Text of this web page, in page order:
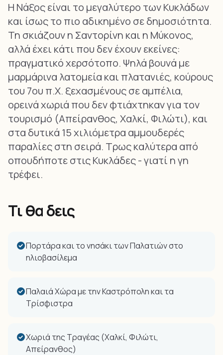
Η Νάξος είναι το μεγαλύτερο των Κυκλάδων
και ίσως το πιο αδικημένο σε δημοσιότητα.
Τη σκιάζουν η Σαντορίνη και η Μύκονος,
αλλά έχει κάτι που δεν έχουν εκείνες:
πραγματικό χερσότοπο. Ψηλά βουνά με
μαρμάρινα λατομεία και πλατανιές, κούρους
του 7ου π.Χ. ξεχασμένους σε αμπέλια,
ορεινά χωριά που δεν φτιάχτηκαν για τον
τουρισμό (Απείρανθος, Χαλκί, Φιλώτι), και
στα δυτικά 15 χιλιόμετρα αμμουδερές
παραλίες στη σειρά. Τρως καλύτερα από
οπουδήποτε στις Κυκλάδες - γιατί η γη
τρέφει.
Τι θα δεις
Πορτάρα και το νησάκι των Παλατιών στο
ηλιοβασίλεμα
Παλαιά Χώρα με την Καστρόπολη και τα
Τρίσφιστρα
Χωριά της Τραγέας (Χαλκί, Φιλώτι,
Απείρανθος)